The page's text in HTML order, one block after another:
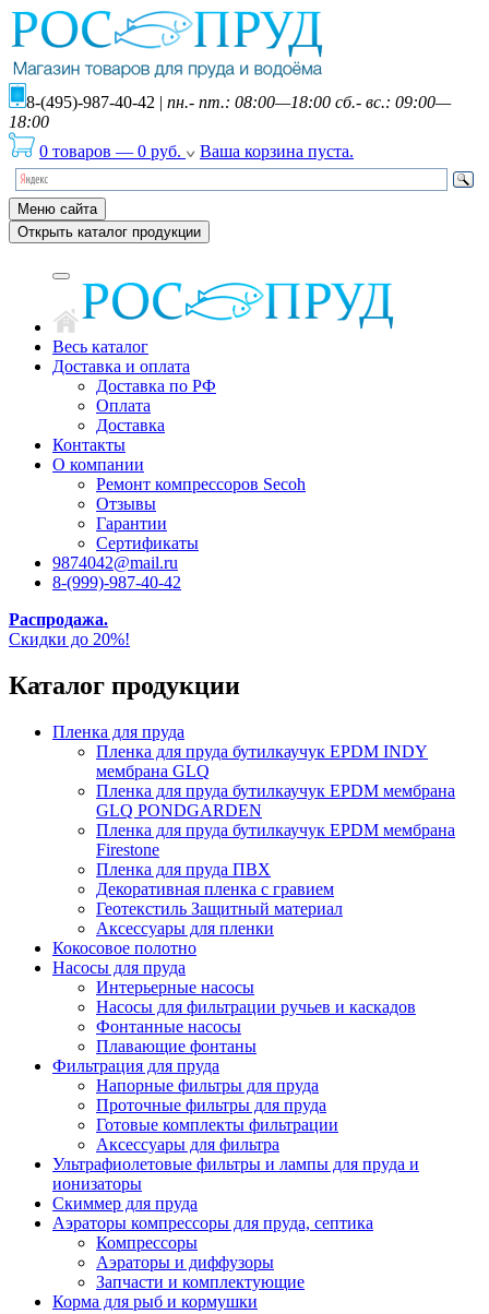
8-(495)-987-40-42 | пн.- пт.: 08:00—18:00 сб.- вс.: 09:00—
18:00
0 товаров — 0 руб. Ваша корзина пуста.
Меню сайта
Открыть каталог продукции
Весь каталог
Доставка и оплата
Доставка по РФ
Оплата
Доставка
Контакты
О компании
Ремонт компрессоров Secoh
Отзывы
Гарантии
Сертификаты
9874042@mail.ru
8-(999)-987-40-42
Распродажа.
Скидки до 20%!
Каталог продукции
Пленка для пруда
Пленка для пруда бутилкаучук EPDM INDY
мембрана GLQ
Пленка для пруда бутилкаучук EPDM мембрана
GLQ PONDGARDEN
Пленка для пруда бутилкаучук EPDM мембрана
Firestone
Пленка для пруда ПВХ
Декоративная пленка с гравием
Геотекстиль Защитный материал
Аксессуары для пленки
Кокосовое полотно
Насосы для пруда
Интерьерные насосы
Насосы для фильтрации ручьев и каскадов
Фонтанные насосы
Плавающие фонтаны
Фильтрация для пруда
Напорные фильтры для пруда
Проточные фильтры для пруда
Готовые комплекты фильтрации
Аксессуары для фильтра
Ультрафиолетовые фильтры и лампы для пруда и
ионизаторы
Скиммер для пруда
Аэраторы компрессоры для пруда, септика
Компрессоры
Аэраторы и диффузоры
Запчасти и комплектующие
Корма для рыб и кормушки